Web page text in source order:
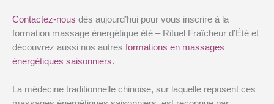
Contactez-nous dès aujourd’hui pour vous inscrire à la
formation massage énergétique été – Rituel Fraîcheur d’Été et
découvrez aussi nos autres formations en massages
énergétiques saisonniers.
La médecine traditionnelle chinoise, sur laquelle reposent ces